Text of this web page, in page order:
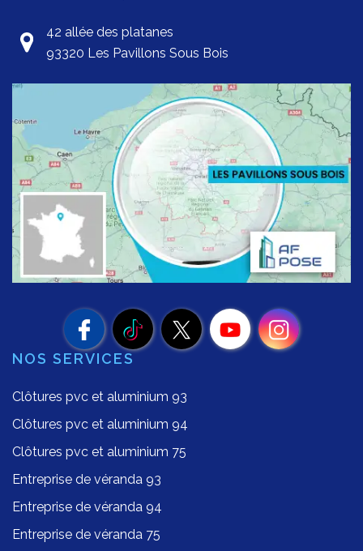
42 allée des platanes
93320 Les Pavillons Sous Bois
NOS SERVICES
Clôtures pvc et aluminium 93
Clôtures pvc et aluminium 94
Clôtures pvc et aluminium 75
Entreprise de véranda 93
Entreprise de véranda 94
Entreprise de véranda 75